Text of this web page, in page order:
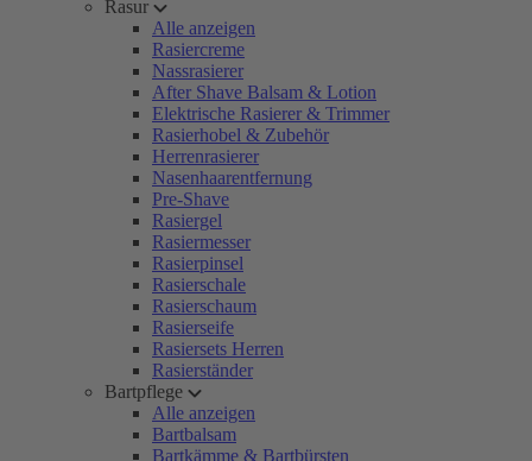
Rasur
Alle anzeigen
Rasiercreme
Nassrasierer
After Shave Balsam & Lotion
Elektrische Rasierer & Trimmer
Rasierhobel & Zubehör
Herrenrasierer
Nasenhaarentfernung
Pre-Shave
Rasiergel
Rasiermesser
Rasierpinsel
Rasierschale
Rasierschaum
Rasierseife
Rasiersets Herren
Rasierständer
Bartpflege
Alle anzeigen
Bartbalsam
Bartkämme & Bartbürsten